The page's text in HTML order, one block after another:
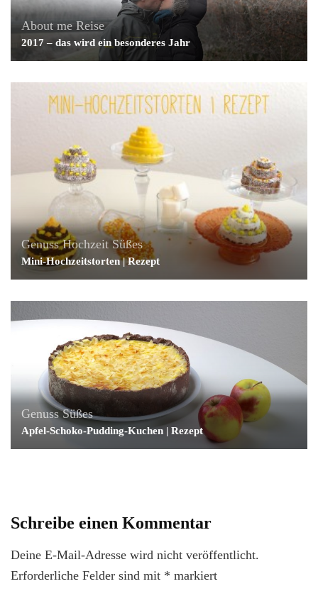
About me Reise
2017 – das wird ein besonderes Jahr
Genuss Hochzeit Süßes
Mini-Hochzeitstorten | Rezept
Genuss Süßes
Apfel-Schoko-Pudding-Kuchen | Rezept
Schreibe einen Kommentar
Deine E-Mail-Adresse wird nicht veröffentlicht.
Erforderliche Felder sind mit * markiert